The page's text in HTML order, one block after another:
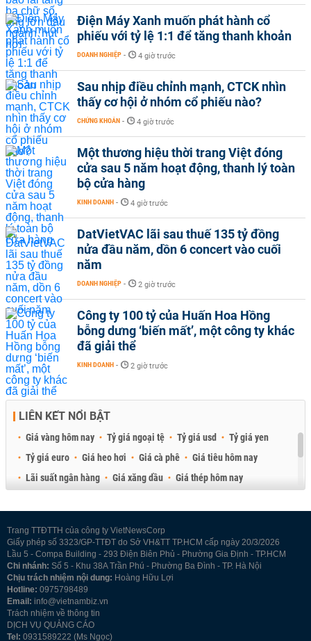
Điện Máy Xanh muốn phát hành cổ
phiếu với tỷ lệ 1:1 để tăng thanh khoản
DOANH NGHIỆP - 4 giờ trước
Sau nhịp điều chỉnh mạnh, CTCK nhìn
thấy cơ hội ở nhóm cổ phiếu nào?
CHỨNG KHOÁN - 4 giờ trước
Một thương hiệu thời trang Việt đóng
cửa sau 5 năm hoạt động, thanh lý toàn
bộ cửa hàng
KINH DOANH - 4 giờ trước
DatVietVAC lãi sau thuế 135 tỷ đồng
nửa đầu năm, dồn 6 concert vào cuối
năm
DOANH NGHIỆP - 2 giờ trước
Công ty 100 tỷ của Huấn Hoa Hồng
bỗng dưng ‘biến mất’, một công ty khác
đã giải thể
KINH DOANH - 2 giờ trước
LIÊN KẾT NỔI BẬT
Giá vàng hôm nay Tỷ giá ngoại tệ Tỷ giá usd
Tỷ giá yen
Tỷ giá euro
Giá heo hơi Giá cà phê
Giá tiêu hôm nay
Lãi suất ngân hàng
Giá xăng dầu
Giá thép hôm nay
Trang TTĐTTH của công ty VietNewsCorp
Giấy phép số 3323/GP-TTĐT do Sở VH&TT TP.HCM cấp ngày 20/3/2026
Lầu 5 - Compa Building - 293 Điện Biên Phủ - Phường Gia Định - TP.HCM
Chi nhánh: Số 5 - Khu 38A Trần Phú - Phường Ba Đình - TP. Hà Nội
Chịu trách nhiệm nội dung: Hoàng Hữu Lợi
Hotline: 0975798489
Email: info@vietnambiz.vn
Trách nhiệm về thông tin
DỊCH VỤ QUẢNG CÁO
Tel: 0931589222 (Ms Ngọc)